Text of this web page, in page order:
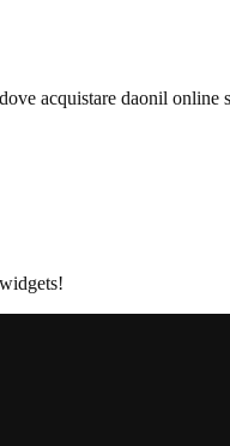
acquistare daonil online